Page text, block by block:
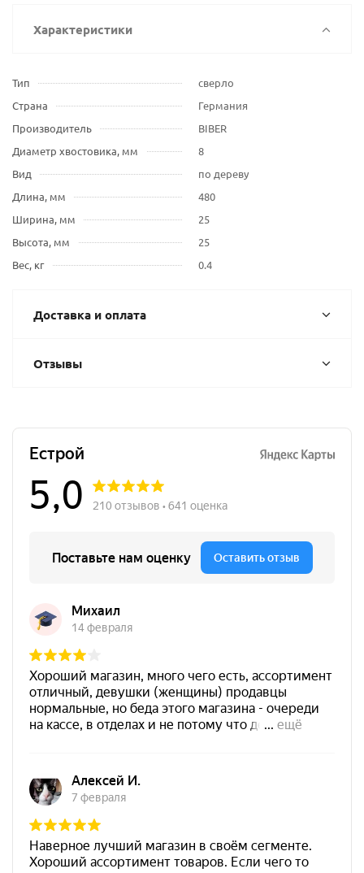
Характеристики
Тип
сверло
Страна
Германия
Производитель
BIBER
Диаметр хвостовика, мм
8
Вид
по дереву
Длина, мм
480
Ширина, мм
25
Высота, мм
25
Вес, кг
0.4
Доставка и оплата
Отзывы